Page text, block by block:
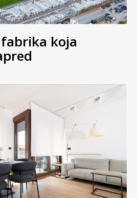
koja